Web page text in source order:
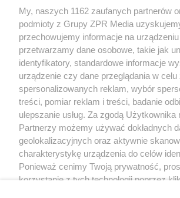
Żaden utwór zamieszczony w serwisie nie może
rozpowszechniany lub dalej rozpowszechniany w
tym także elektroniczny lub mechaniczny) na
eksploatacji w jakiejkolwiek formie, włącznie z
Internecie bez pisemnej zgody właściciela praw.
wykorzystanie utworów w całości lub w części z
bez właściwej zgody, jest zabronione pod groźbą
prawnie.
O nas
Informacje prawne
My, naszych 1162 zaufanych partnerów
podmioty z Grupy ZPR Media
przechowujemy informacje na
przetwarzamy dane osobowe, takie jak
identyfikatory, standardowe informacje
urządzenie czy dane przeglądania w celu
spersonalizowanych reklam, wybór
treści, pomiar reklam i treści, badanie
ulepszanie usług. Za zgodą Użytkownika
Partnerzy możemy używać dokładnych
geolokalizacyjnych oraz aktywnie
charakterystykę urządzenia do celów
Ponieważ cenimy Twoją prywatność,
korzystanie z tych technologii poprzez